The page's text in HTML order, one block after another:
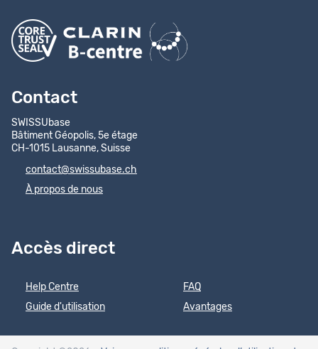
Contact
SWISSUbase
Bâtiment Géopolis, 5e étage
CH-1015 Lausanne, Suisse
contact@swissubase.ch
À propos de nous
Accès direct
Help Centre
Guide d'utilisation
FAQ
Avantages